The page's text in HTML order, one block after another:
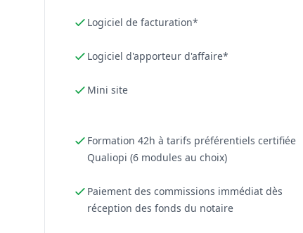
Logiciel de facturation*
Logiciel d'apporteur d'affaire*
Mini site
Formation 42h à tarifs préférentiels certifiée
Qualiopi (6 modules au choix)
Paiement des commissions immédiat dès
réception des fonds du notaire